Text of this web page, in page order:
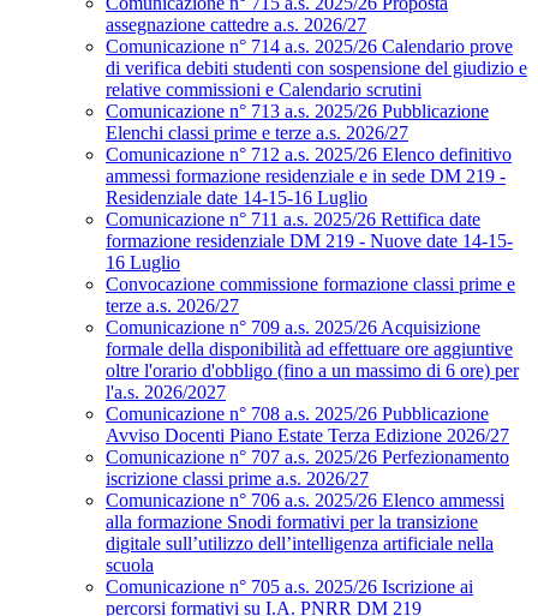
assegnazione cattedre a.s. 2026/27
Comunicazione n° 714 a.s. 2025/26 Calendario prove
di verifica debiti studenti con sospensione del giudizio e
relative commissioni e Calendario scrutini
Comunicazione n° 713 a.s. 2025/26 Pubblicazione
Elenchi classi prime e terze a.s. 2026/27
Comunicazione n° 712 a.s. 2025/26 Elenco definitivo
ammessi formazione residenziale e in sede DM 219 -
Residenziale date 14-15-16 Luglio
Comunicazione n° 711 a.s. 2025/26 Rettifica date
formazione residenziale DM 219 - Nuove date 14-15-
16 Luglio
Convocazione commissione formazione classi prime e
terze a.s. 2026/27
Comunicazione n° 709 a.s. 2025/26 Acquisizione
formale della disponibilità ad effettuare ore aggiuntive
oltre l'orario d'obbligo (fino a un massimo di 6 ore) per
l'a.s. 2026/2027
Comunicazione n° 708 a.s. 2025/26 Pubblicazione
Avviso Docenti Piano Estate Terza Edizione 2026/27
Comunicazione n° 707 a.s. 2025/26 Perfezionamento
iscrizione classi prime a.s. 2026/27
Comunicazione n° 706 a.s. 2025/26 Elenco ammessi
alla formazione Snodi formativi per la transizione
digitale sull’utilizzo dell’intelligenza artificiale nella
scuola
Comunicazione n° 705 a.s. 2025/26 Iscrizione ai
percorsi formativi su I.A. PNRR DM 219